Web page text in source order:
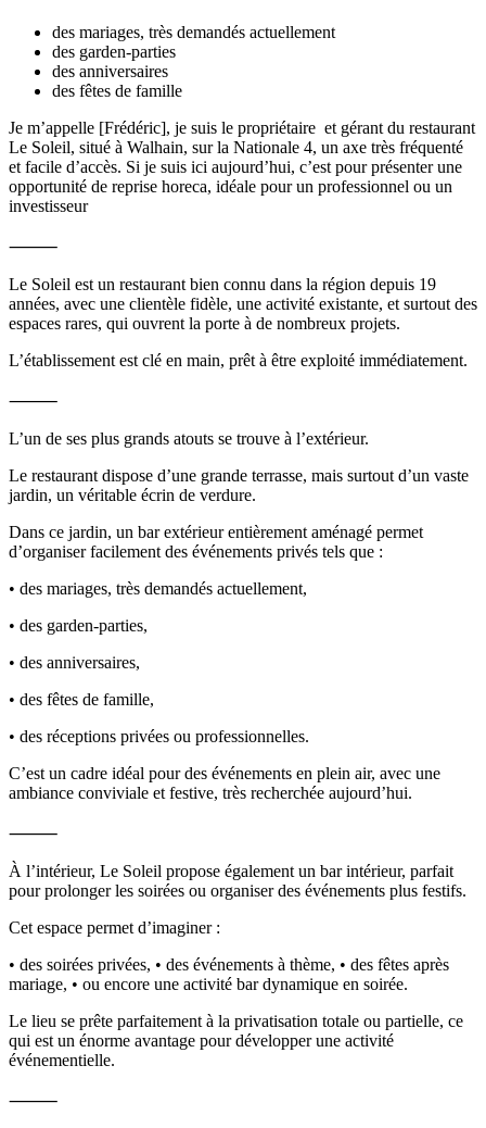
des mariages, très demandés actuellement
des garden-parties
des anniversaires
des fêtes de famille
Je m’appelle [Frédéric], je suis le propriétaire et gérant du restaurant
Le Soleil, situé à Walhain, sur la Nationale 4, un axe très fréquenté
et facile d’accès. Si je suis ici aujourd’hui, c’est pour présenter une
opportunité de reprise horeca, idéale pour un professionnel ou un
investisseur
⸻
Le Soleil est un restaurant bien connu dans la région depuis 19
années, avec une clientèle fidèle, une activité existante, et surtout des
espaces rares, qui ouvrent la porte à de nombreux projets.
L’établissement est clé en main, prêt à être exploité immédiatement.
⸻
L’un de ses plus grands atouts se trouve à l’extérieur.
Le restaurant dispose d’une grande terrasse, mais surtout d’un vaste
jardin, un véritable écrin de verdure.
Dans ce jardin, un bar extérieur entièrement aménagé permet
d’organiser facilement des événements privés tels que :
• des mariages, très demandés actuellement,
• des garden-parties,
• des anniversaires,
• des fêtes de famille,
• des réceptions privées ou professionnelles.
C’est un cadre idéal pour des événements en plein air, avec une
ambiance conviviale et festive, très recherchée aujourd’hui.
⸻
À l’intérieur, Le Soleil propose également un bar intérieur, parfait
pour prolonger les soirées ou organiser des événements plus festifs.
Cet espace permet d’imaginer :
• des soirées privées, • des événements à thème, • des fêtes après
mariage, • ou encore une activité bar dynamique en soirée.
Le lieu se prête parfaitement à la privatisation totale ou partielle, ce
qui est un énorme avantage pour développer une activité
événementielle.
⸻